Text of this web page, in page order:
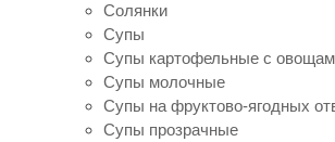
Солянки
Супы
Супы картофельные с
Супы молочные
Супы на фруктово-ягодных
Супы прозрачные